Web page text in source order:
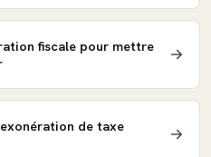
fiscale pour mettre
de taxe